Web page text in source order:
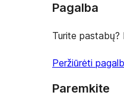
Pagalba
Turite pastabų?
Peržiūrėti
Paremkite